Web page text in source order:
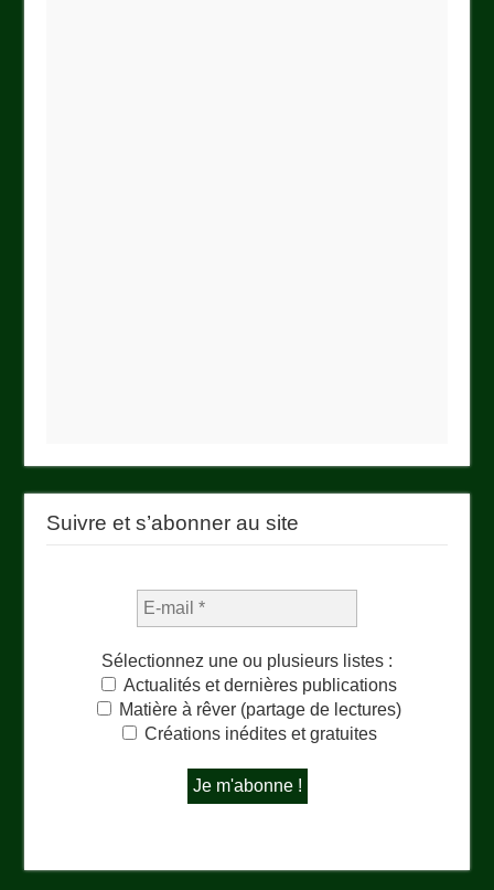
Suivre et s’abonner au site
Sélectionnez une ou plusieurs listes :
Actualités et dernières publications
Matière à rêver (partage de lectures)
Créations inédites et gratuites